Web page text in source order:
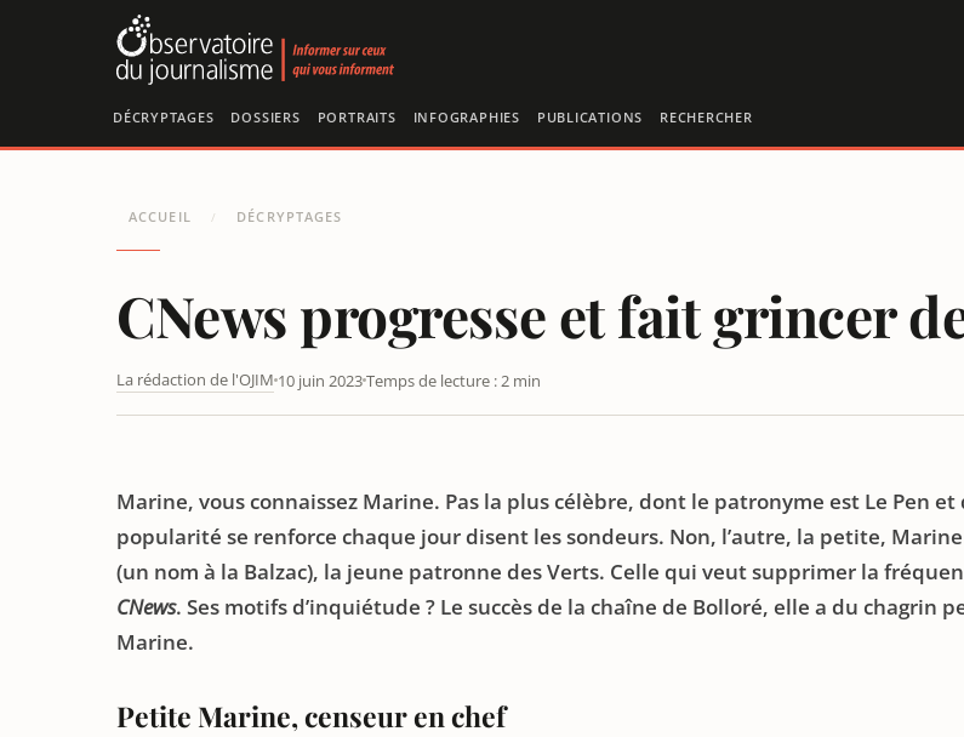
DÉCRYPTAGES DOSSIERS PORTRAITS INFOGRAPHIES PUBLICATIONS RECHERCHER
ACCUEIL / DÉCRYPTAGES
CNews progresse et fait grincer
La rédaction de l'OJIM 10 juin 2023Temps de lecture : 2 min
CNEWS : ERIC ZEMMOUR DOUBLE LES AUDIENCES
Marine, vous connaissez Marine. Pas la plus célèbre, dont le patronyme est Le Pen et
popularité se renforce chaque jour disent les sondeurs. Non, l’autre, la petite,
(un nom à la Balzac), la jeune patronne des Verts. Celle qui veut supprimer la
CNews. Ses motifs d’inquiétude ? Le succès de la chaîne de Bolloré, elle a du chagrin
Marine.
Petite Marine, censeur en chef
Panneau de gestion des cookies